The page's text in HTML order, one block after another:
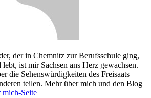
der in Chemnitz zur Berufsschule ging,
ist mir Sachsen ans Herz gewachsen.
die Sehenswürdigkeiten des Freisaats
teilen. Mehr über mich und den Blog
mich-Seite